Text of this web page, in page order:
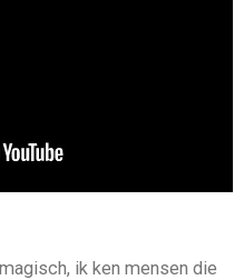
ik ken mensen die